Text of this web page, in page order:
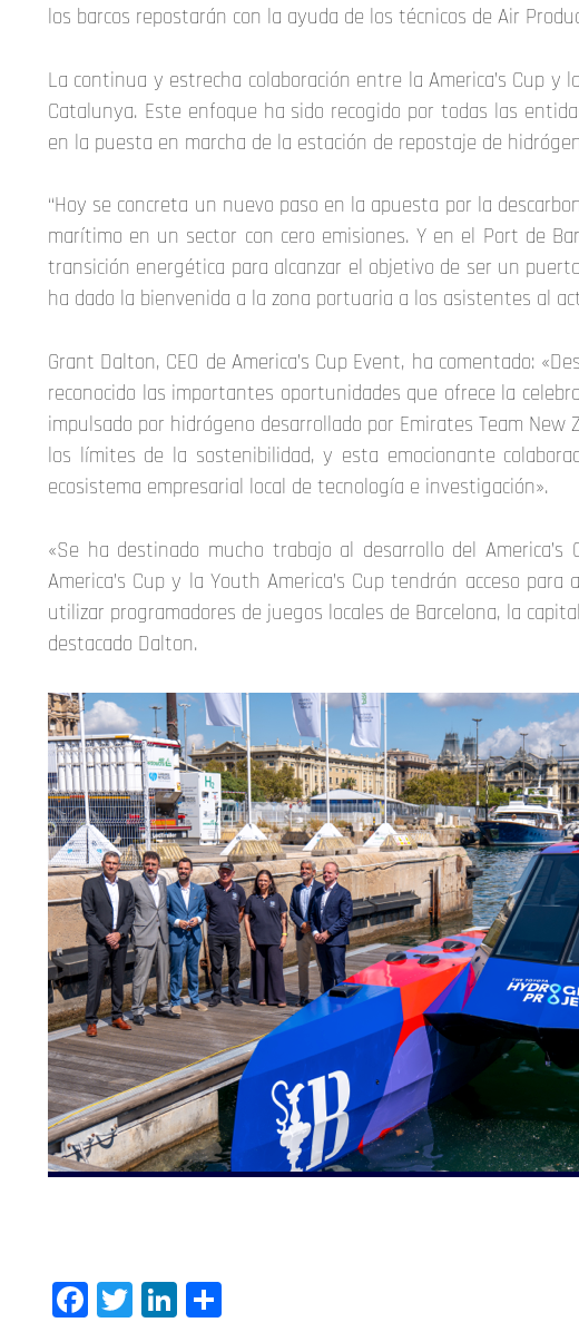
los barcos repostarán con la ayuda de los técnicos de Air
La continua y estrecha colaboración entre la America’s Cup
Catalunya. Este enfoque ha sido recogido por todas las
en la puesta en marcha de la estación de repostaje de
“Hoy se concreta un nuevo paso en la apuesta por la
marítimo en un sector con cero emisiones. Y en el Port de
transición energética para alcanzar el objetivo de ser un
ha dado la bienvenida a la zona portuaria a los asistentes al
Grant Dalton, CEO de America’s Cup Event, ha comentado:
reconocido las importantes oportunidades que ofrece la
impulsado por hidrógeno desarrollado por Emirates Team
los límites de la sostenibilidad, y esta emocionante
ecosistema empresarial local de tecnología e investigación».
«Se ha destinado mucho trabajo al desarrollo del
America’s Cup y la Youth America’s Cup tendrán acceso
utilizar programadores de juegos locales de Barcelona, la
destacado Dalton.
Facebook
TwitterLinkedIn